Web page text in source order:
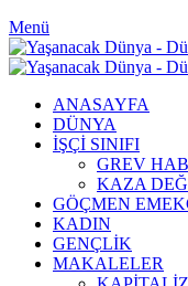
Menü
ANASAYFA
DÜNYA
İŞÇİ SINIFI
GREV
KAZA
GÖÇMEN
KADIN
GENÇLİK
MAKALELER